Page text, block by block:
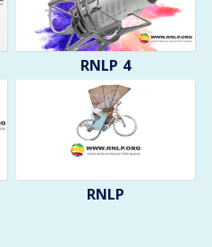
RNLP 4
RNLP